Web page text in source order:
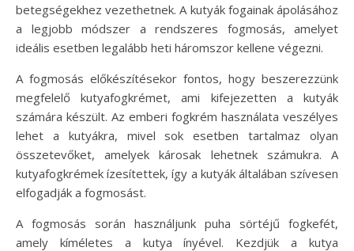
betegségekhez vezethetnek. A kutyák fogainak ápolásához
a legjobb módszer a rendszeres fogmosás, amelyet
ideális esetben legalább heti háromszor kellene végezni.
A fogmosás előkészítésekor fontos, hogy beszerezzünk
megfelelő kutyafogkrémet, ami kifejezetten a kutyák
számára készült. Az emberi fogkrém használata veszélyes
lehet a kutyákra, mivel sok esetben tartalmaz olyan
összetevőket, amelyek károsak lehetnek számukra. A
kutyafogkrémek ízesítettek, így a kutyák általában szívesen
elfogadják a fogmosást.
A fogmosás során használjunk puha sörtéjű fogkefét,
amely kíméletes a kutya ínyével. Kezdjük a kutya